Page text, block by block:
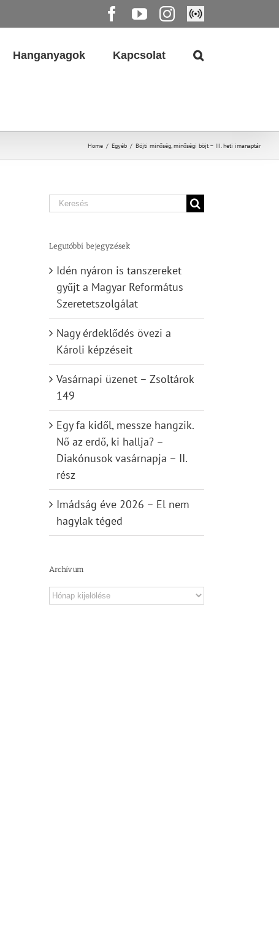
Facebook
YouTube
Instagram
Élő
közvetítés
Hanganyagok Kapcsolat
Home / Egyéb / Böjti minőség, minőségi böjt – III. heti imanaptár
Search
Legutóbbi bejegyzések
Idén nyáron is tanszereket
gyűjt a Magyar Református
Szeretetszolgálat
Nagy érdeklődés övezi a
Károli képzéseit
Vasárnapi üzenet – Zsoltárok
149
Egy fa kidől, messze hangzik.
Nő az erdő, ki hallja? –
Diakónusok vasárnapja – II.
rész
Imádság éve 2026 – El nem
hagylak téged
Archívum
Archívum